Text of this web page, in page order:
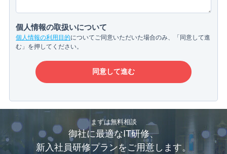
個人情報の取扱いについて
個人情報の利用目的についてご同意いただいた場合のみ、「同意して進
む」を押してください。
まずは無料相談
御社に最適なIT研修、
新入社員研修プランをご用意します。